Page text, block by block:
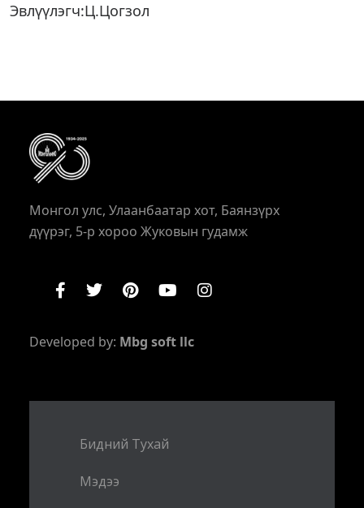
Эвлүүлэгч:Ц.Цогзол
Монгол улс, Улаанбаатар хот, Баянзүрх
дүүрэг, 5-р хороо Жуковын гудамж
Developed by: Mbg soft llc
Бидний Тухай
Мэдээ